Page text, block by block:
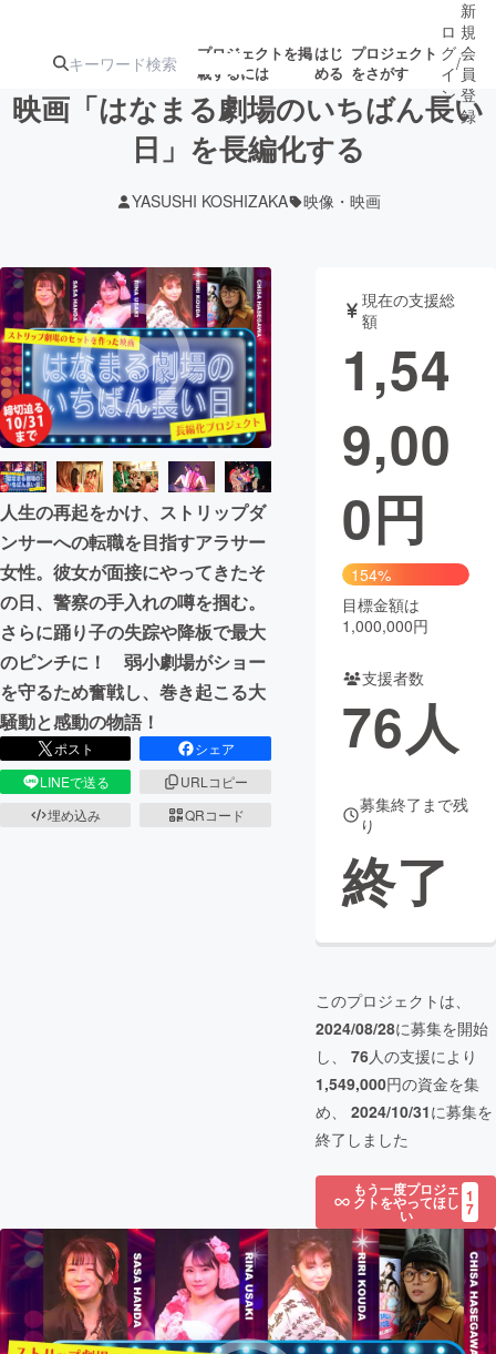
プロジェクトを掲
載するには
はじ
める
プロジェクト
をさがす
ターン
ジェクト
募集終了が近いプ
ロジェクト
アート・写真 音楽
テクノロジー・ガジェット ゲーム・サ
映像・映画
ビジネス・起業
まちづくり・地域活性化
CAMPFIRE for Social Good
CAMPFIRE Creation
CAMPFIREふるさと納税machi-ya コミュニティ
ロ
グ
イ
ン
/
新
規
会
員
登
録
映画「はなまる劇場のいちばん長い
日」を長編化する
YASUSHI KOSHIZAKA 映像・映画
人生の再起をかけ、ストリップダ
ンサーへの転職を目指すアラサー
女性。彼女が面接にやってきたそ
の日、警察の手入れの噂を掴む。
さらに踊り子の失踪や降板で最大
のピンチに！ 弱小劇場がショー
を守るため奮戦し、巻き起こる大
騒動と感動の物語！
ポスト
シェア
LINEで送る
URLコピー
埋め込み
QRコード
現在の支援総
額
1,54
9,00
0円
154%
目標金額は
1,000,000円
支援者数
76人
募集終了まで残
り
終了
このプロジェクトは、
2024/08/28に募集を開始
し、 76人の支援により
1,549,000円の資金を集
め、 2024/10/31に募集を
終了しました
もう一度プロジェ
クトをやってほし
い
1
7